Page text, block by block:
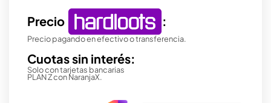
Precio :
Precio pagando en efectivo o transferencia.
Cuotas sin interés:
Solo con tarjetas bancarias
PLAN Z con NaranjaX.